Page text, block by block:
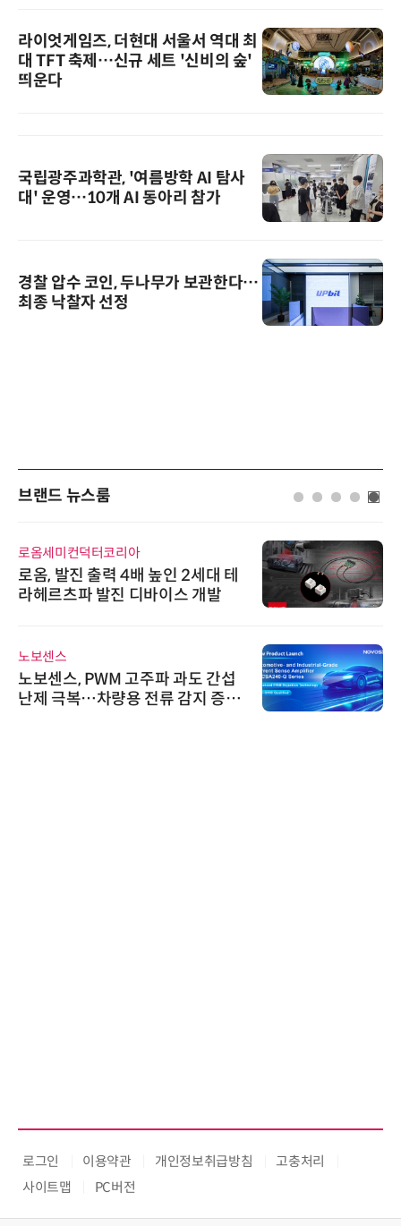
라이엇게임즈, 더현대 서울서 역대 최
대 TFT 축제…신규 세트 '신비의 숲'
띄운다
국립광주과학관, '여름방학 AI 탐사
대' 운영…10개 AI 동아리 참가
경찰 압수 코인, 두나무가 보관한다…
최종 낙찰자 선정
브랜드 뉴스룸
로옴세미컨덕터코리아
로옴, 발진 출력 4배 높인 2세대 테
라헤르츠파 발진 디바이스 개발
노보센스
노보센스, PWM 고주파 과도 간섭
난제 극복…차량용 전류 감지 증폭
로그인 이용약관 개인정보취급방침
고충처리
사이트맵
PC버전